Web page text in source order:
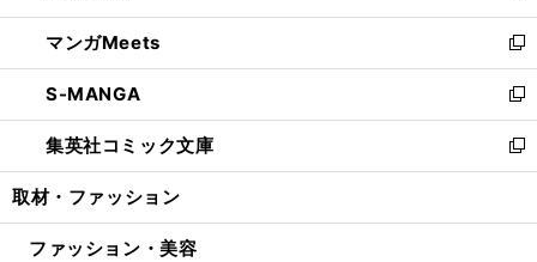
開
く
ウ
で
開
く
ン
ド
ウ
で
開
く
ウ
ィ
ン
ド
ウ
で
開
し
い
ウ
ィ
ン
ド
ウ
開
マンガMeets
新
し
い
ウ
ィ
ン
ウ
S-MANGA
新
し
い
ウ
ン
集英社コミック文庫
新
し
ウ
取材・ファッション
ファッション・美容